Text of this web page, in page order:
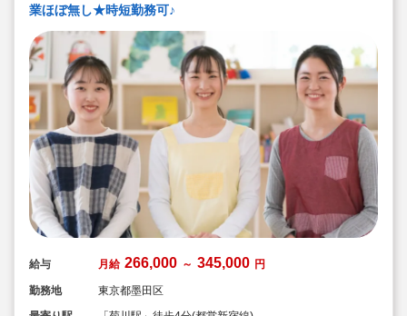
業ほぼ無し★時短勤務可♪
給与 月給 266,000 ～ 345,000 円
勤務地
東京都墨田区